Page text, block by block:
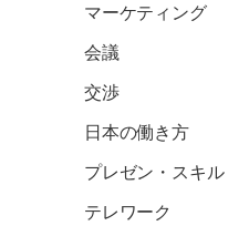
マーケティング
会議
交渉
日本の働き方
プレゼン・スキル
テレワーク